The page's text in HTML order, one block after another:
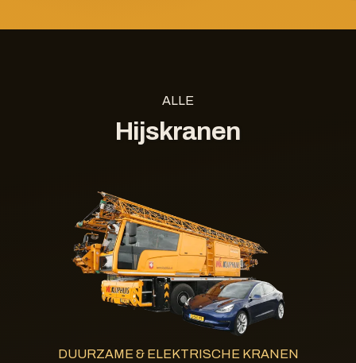
ALLE
Hijskranen
DUURZAME & ELEKTRISCHE KRANEN